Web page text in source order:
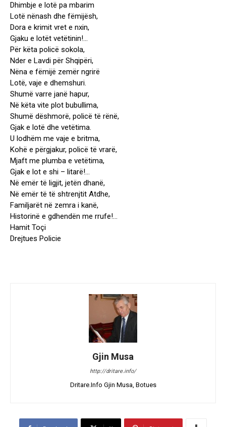
Dhimbje e lotë pa mbarim
Lotë nënash dhe fëmijësh,
Dora e krimit vret e nxin,
Gjaku e lotët vetëtinin!…
Për këta policë sokola,
Nder e Lavdi për Shqipëri,
Nëna e fëmijë zemër ngrirë
Lotë, vaje e dhemshuri.
Shumë varre janë hapur,
Në këta vite plot bubullima,
Shumë dëshmorë, policë të rënë,
Gjak e lotë dhe vetëtima.
U lodhëm me vaje e britma,
Kohë e përgjakur, policë të vrarë,
Mjaft me plumba e vetëtima,
Gjak e lot e shi – litarë!…
Në emër të ligjit, jetën dhanë,
Në emër të të shtrenjtit Atdhe,
Familjarët në zemra i kanë,
Historinë e gdhendën me rrufe!…
Hamit Toçi
Drejtues Policie
Gjin Musa
http://dritare.info/
Dritare.Info Gjin Musa, Botues